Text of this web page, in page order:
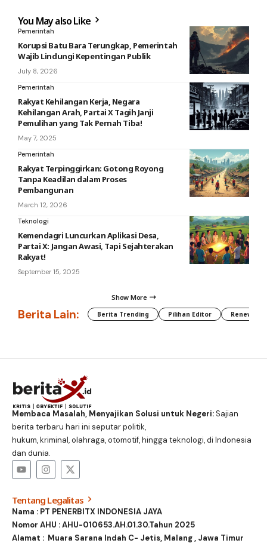
You May also Like
Pemerintah
Korupsi Batu Bara Terungkap, Pemerintah
Wajib Lindungi Kepentingan Publik
July 8, 2026
Pemerintah
Rakyat Kehilangan Kerja, Negara
Kehilangan Arah, Partai X Tagih Janji
Pemulihan yang Tak Pernah Tiba!
May 7, 2025
Pemerintah
Rakyat Terpinggirkan: Gotong Royong
Tanpa Keadilan dalam Proses
Pembangunan
March 12, 2026
Teknologi
Kemendagri Luncurkan Aplikasi Desa,
Partai X: Jangan Awasi, Tapi Sejahterakan
Rakyat!
September 15, 2025
Show More
Berita Lain: Berita Trending Pilihan Editor
Membaca Masalah, Menyajikan Solusi untuk Negeri:Sajian
berita terbaru hari ini seputar politik,
hukum, kriminal, olahraga, otomotif, hingga teknologi, di Indonesia
dan dunia.
Tentang Legalitas
Nama : PT PENERBITX INDONESIA JAYA
Nomor AHU : AHU-010653.AH.01.30.Tahun 2025
Alamat : Muara Sarana Indah C- Jetis, Malang , Jawa Timur